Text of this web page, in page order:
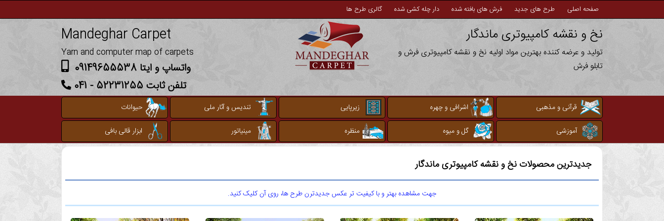
صفحه اصلی طرح های جدید فرش های بافته شده دار چله کشی شده گالری طرح ها
نخ و نقشه کامپیوتری ماندگار
تولید و عرضه کننده بهترین مواد اولیه نخ و نقشه کامپیوتری فرش و
تابلو فرش
Mandeghar Carpet
Yarn and computer map of carpets
واتساپ و ایتا 09149655538
تلفن ثابت 52231255 - 041
قرآنی و مذهبی اشرافی و چهره زیرپایی تندیس و آثار ملی
حیوانات
آموزشی
گل و میوه منظره مینیاتور ابزار قالی بافی
جدیدترین محصولات نخ و نقشه کامپیوتری ماندگار
جهت مشاهده بهتر و با کیفیت تر عکس جدیدترن طرح ها، روی آن کلیک کنید.